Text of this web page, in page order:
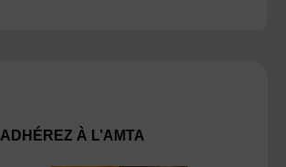
ADHÉREZ À L’AMTA